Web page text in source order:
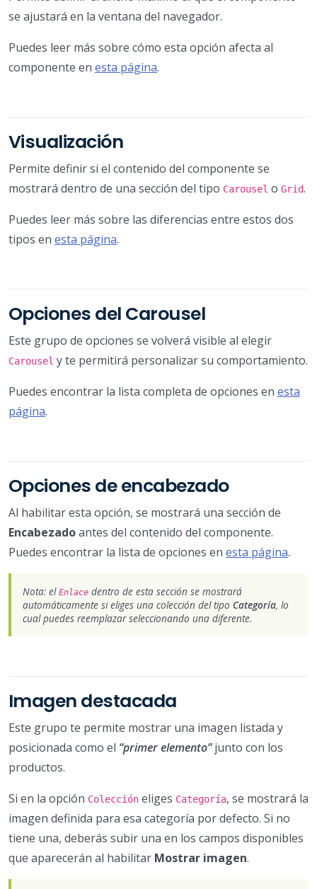
se ajustará en la ventana del navegador.
Puedes leer más sobre cómo esta opción afecta al
componente en esta página.
Visualización
Permite definir si el contenido del componente se
mostrará dentro de una sección del tipo Carousel o Grid.
Puedes leer más sobre las diferencias entre estos dos
tipos en esta página.
Opciones del Carousel
Este grupo de opciones se volverá visible al elegir
Carousel y te permitirá personalizar su comportamiento.
Puedes encontrar la lista completa de opciones en esta
página.
Opciones de encabezado
Al habilitar esta opción, se mostrará una sección de
Encabezadoantes del contenido del componente.
Puedes encontrar la lista de opciones en esta página.
Nota: el Enlace dentro de esta sección se mostrará
automáticamente si eliges una colección del tipo Categoría, lo
cual puedes reemplazar seleccionando una diferente.
Imagen destacada
Este grupo te permite mostrar una imagen listada y
posicionada como el “primer elemento”junto con los
productos.
Si en la opción Colección eliges Categoría, se mostrará la
imagen definida para esa categoría por defecto. Si no
tiene una, deberás subir una en los campos disponibles
que aparecerán al habilitar Mostrar imagen.